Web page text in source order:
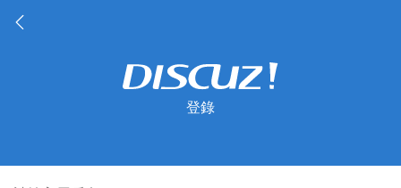
登錄